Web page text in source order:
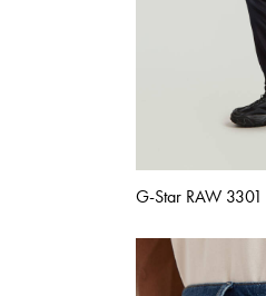
G-Star RAW 3301